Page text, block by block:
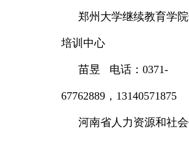
郑州大学继续教育学
培训中心
苗昱 电话：0371-
67762889，13140571875
河南省人力资源和社